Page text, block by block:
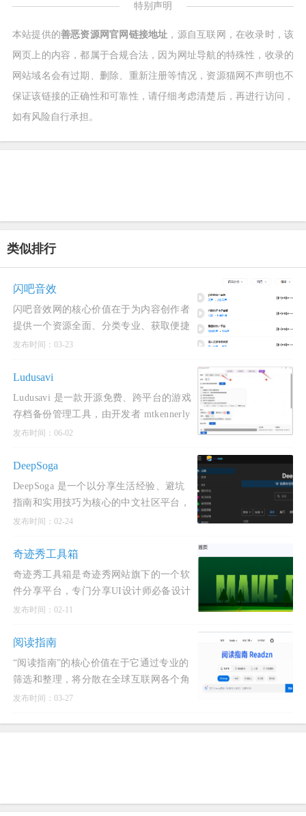
特别声明
本站提供的善恶资源网官网链接地址 ，源自互联网，在收录时，该
网页上的内容，都属于合规合法，因为网址导航的特殊性，收录的
网站域名会有过期、删除、重新注册等情况，资源猫网不声明也不
保证该链接的正确性和可靠性，请仔细考虑清楚后，再进行访问，
如有风险自行承担。
类似排行
闪吧音效
闪吧音效网的核心价值在于为内容创作者
提供一个资源全面、分类专业、获取便捷
的一站式音效素材解决方案。其优势在于
发布时间：03-23
Ludusavi
Ludusavi 是一款开源免费、跨平台的游戏
存档备份管理工具，由开发者 mtkennerly
使用 Rust 语言编写。
发布时间：06-02
DeepSoga
DeepSoga 是一个以分享生活经验、避坑
指南和实用技巧为核心的中文社区平台，
旨在通过互助交流传递互联网精神，让用
发布时间：02-24
奇迹秀工具箱
奇迹秀工具箱是奇迹秀网站旗下的一个软
件分享平台，专门分享UI设计师必备设计
工具及各类设计辅助神器。
发布时间：02-11
阅读指南
“阅读指南”的核心价值在于它通过专业的
筛选和整理，将分散在全球互联网各个角
落的免费优质阅读资源连接起来，构建了
发布时间：03-27